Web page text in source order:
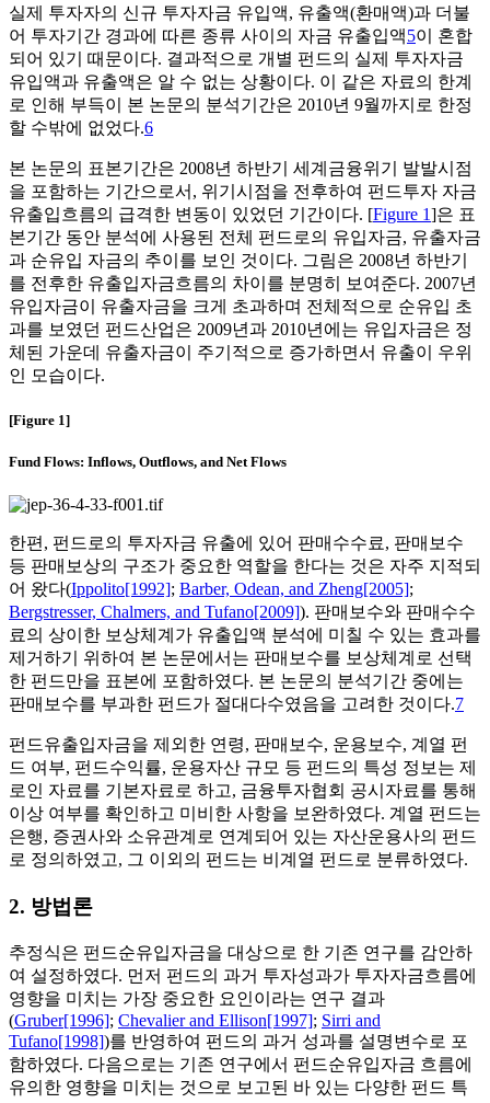
실제 투자자의 신규 투자자금 유입액, 유출액(환매액)과 더불
어 투자기간 경과에 따른 종류 사이의 자금 유출입액5이 혼합
되어 있기 때문이다. 결과적으로 개별 펀드의 실제 투자자금
유입액과 유출액은 알 수 없는 상황이다. 이 같은 자료의 한계
로 인해 부득이 본 논문의 분석기간은 2010년 9월까지로 한정
할 수밖에 없었다.6
본 논문의 표본기간은 2008년 하반기 세계금융위기 발발시점
을 포함하는 기간으로서, 위기시점을 전후하여 펀드투자 자금
유출입흐름의 급격한 변동이 있었던 기간이다. [Figure 1]은 표
본기간 동안 분석에 사용된 전체 펀드로의 유입자금, 유출자금
과 순유입 자금의 추이를 보인 것이다. 그림은 2008년 하반기
를 전후한 유출입자금흐름의 차이를 분명히 보여준다. 2007년
유입자금이 유출자금을 크게 초과하며 전체적으로 순유입 초
과를 보였던 펀드산업은 2009년과 2010년에는 유입자금은 정
체된 가운데 유출자금이 주기적으로 증가하면서 유출이 우위
인 모습이다.
[Figure 1]
Fund Flows: Inflows, Outflows, and Net Flows
한편, 펀드로의 투자자금 유출에 있어 판매수수료, 판매보수
등 판매보상의 구조가 중요한 역할을 한다는 것은 자주 지적되
어 왔다(Ippolito[1992]; Barber, Odean, and Zheng[2005];
Bergstresser, Chalmers, and Tufano[2009]). 판매보수와 판매수수
료의 상이한 보상체계가 유출입액 분석에 미칠 수 있는 효과를
제거하기 위하여 본 논문에서는 판매보수를 보상체계로 선택
한 펀드만을 표본에 포함하였다. 본 논문의 분석기간 중에는
판매보수를 부과한 펀드가 절대다수였음을 고려한 것이다.7
펀드유출입자금을 제외한 연령, 판매보수, 운용보수, 계열 펀
드 여부, 펀드수익률, 운용자산 규모 등 펀드의 특성 정보는 제
로인 자료를 기본자료로 하고, 금융투자협회 공시자료를 통해
이상 여부를 확인하고 미비한 사항을 보완하였다. 계열 펀드는
은행, 증권사와 소유관계로 연계되어 있는 자산운용사의 펀드
로 정의하였고, 그 이외의 펀드는 비계열 펀드로 분류하였다.
2. 방법론
추정식은 펀드순유입자금을 대상으로 한 기존 연구를 감안하
여 설정하였다. 먼저 펀드의 과거 투자성과가 투자자금흐름에
영향을 미치는 가장 중요한 요인이라는 연구 결과
(Gruber[1996]; Chevalier and Ellison[1997]; Sirri and
Tufano[1998])를 반영하여 펀드의 과거 성과를 설명변수로 포
함하였다. 다음으로는 기존 연구에서 펀드순유입자금 흐름에
유의한 영향을 미치는 것으로 보고된 바 있는 다양한 펀드 특